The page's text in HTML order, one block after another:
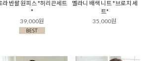
라 반팔 원피스 *허리끈세트
*
39,000원
멜라니 배색 니트 *브로치 세
트*
35,000원